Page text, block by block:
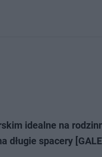
idealne na
długie spacery